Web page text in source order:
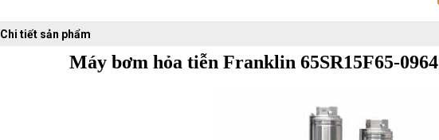
Chi tiết sản phẩm
Máy bơm hỏa tiễn Franklin 65SR15F65-0964